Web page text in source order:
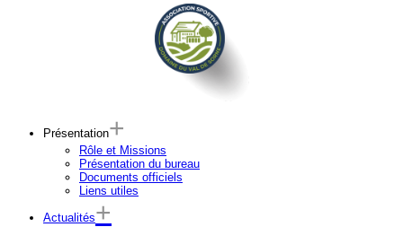
Présentation
Rôle et Missions
Présentation du bureau
Documents officiels
Liens utiles
Actualités